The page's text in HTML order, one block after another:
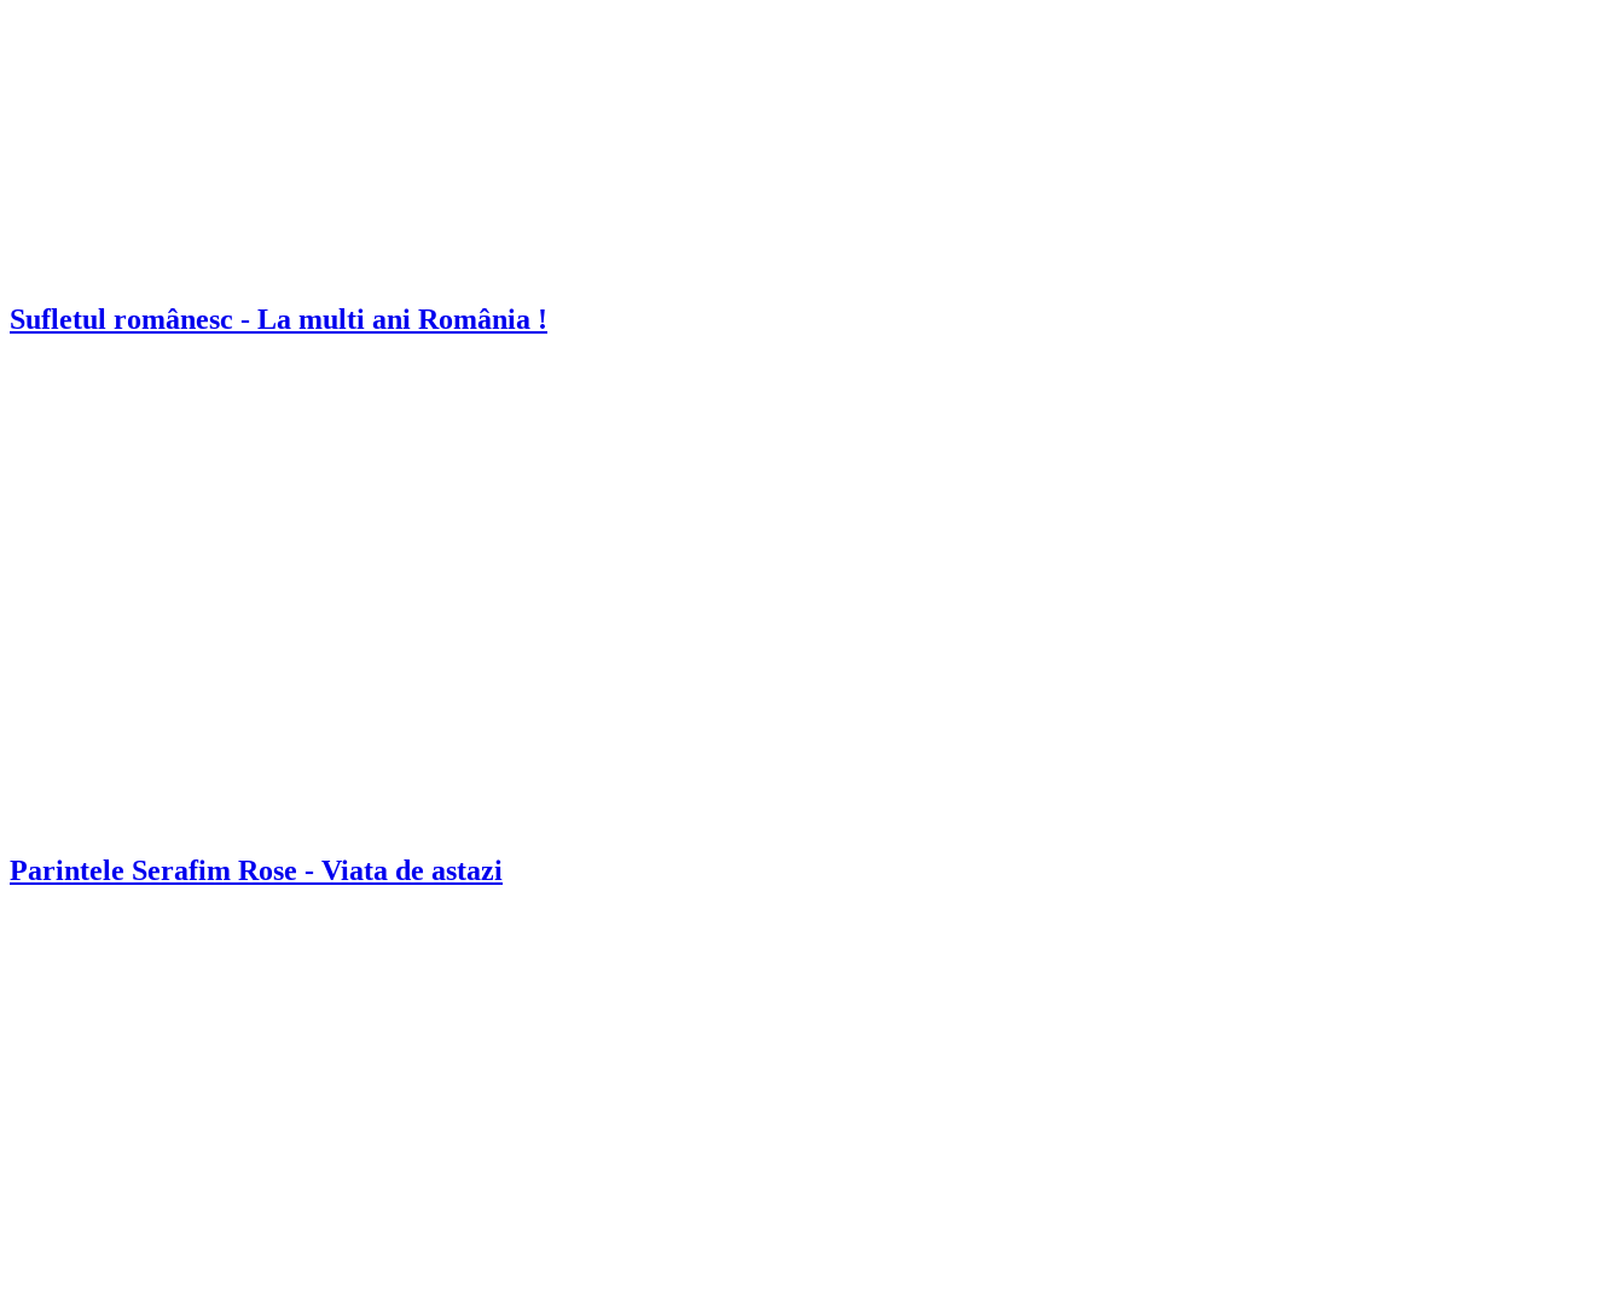
Sufletul românesc - La multi ani România !
Parintele Serafim Rose - Viata de astazi